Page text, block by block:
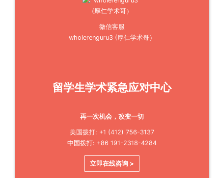
微信客服
wholerenguru3 (厚仁学术哥）
留学生学术紧急应对中心
再一次机会，改变一切
美国拨打: +1 (412) 756-3137
中国拨打: +86 191-2318-4284
立即在线咨询 >